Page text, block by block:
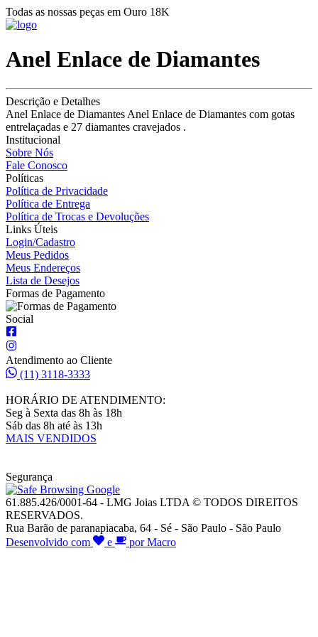
Todas as nossas peças em Ouro 18K
Anel Enlace de Diamantes
Descrição e Detalhes
Anel Enlace de Diamantes Anel Enlace de Diamantes com gotas
entrelaçadas e 27 diamantes cravejados .
Institucional
Sobre Nós
Fale Conosco
Políticas
Política de Privacidade
Política de Entrega
Política de Trocas e Devoluções
Links Úteis
Login/Cadastro
Meus Pedidos
Meus Endereços
Lista de Desejos
Formas de Pagamento
Social
Atendimento ao Cliente
(11) 3118-3333
HORÁRIO DE ATENDIMENTO:
Seg à Sexta das 8h às 18h
Sáb das 8h até às 13h
MAIS VENDIDOS
Segurança
61.885.426/0001-64 - LMG Joias LTDA © TODOS DIREITOS
RESERVADOS.
Rua Barão de paranapiacaba, 64 - Sé - São Paulo - São Paulo
Desenvolvido com
e por Macro